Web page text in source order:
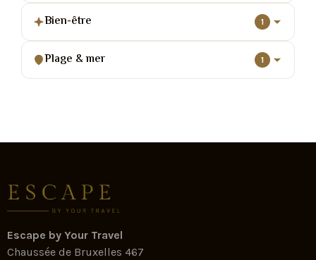
Bien-être 1
Plage & mer 1
Escape by Your Travel
Chaussée de Bruxelles 467